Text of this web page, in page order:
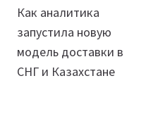
по
записям
Как аналитика
запустила новую
модель доставки в
СНГ и Казахстане